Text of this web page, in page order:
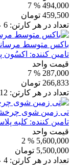
494,000
% 7
459,500 تومان
تعداد در هر کارتن: 6
باکس متوسط مرسانا
تامین کننده: اکسُون
قیمت واحد
287,000
% 7
266,833 تومان
تعداد در هر کارتن: 12
تی زمین شوی
تامین کننده: کلبه
قیمت واحد
5,600,000
% 2
5,500,000 تومان
تعداد در هر کارتن: 4